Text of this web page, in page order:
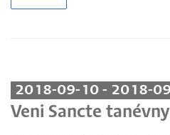
2018-09-10 - 2018-
Veni Sancte